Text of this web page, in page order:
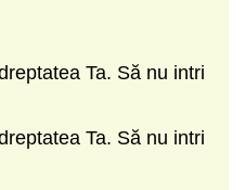
Ta. Să nu intri
Ta. Să nu intri